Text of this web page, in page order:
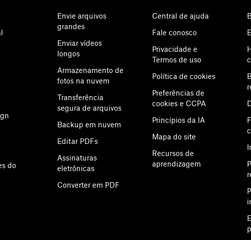
do
Envie arquivos
grandes
Enviar vídeos
longos
Armazenamento de
fotos na nuvem
Transferência
segura de arquivos
Backup em nuvem
Editar PDFs
Assinaturas
eletrônicas
Converter em PDF
Central de ajuda
Fale conosco
Privacidade e
Termos de uso
Política de cookies
Preferências de
cookies e CCPA
Princípios da IA
Mapa do site
Recursos de
aprendizagem